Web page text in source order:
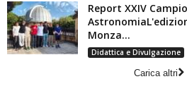
Report XXIV
Monza...
Didattica e Divulgazione
Carica altri